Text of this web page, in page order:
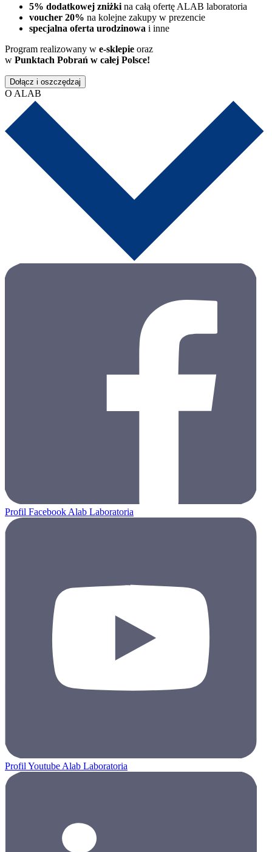
5% dodatkowej zniżki na całą ofertę ALAB laboratoria
voucher 20% na kolejne zakupy w prezencie
specjalna oferta urodzinowa i inne
Program realizowany w e-sklepie oraz
w Punktach Pobrań w całej Polsce!
Dołącz i oszczędzaj
O ALAB
Profil Facebook Alab Laboratoria
Profil Youtube Alab Laboratoria